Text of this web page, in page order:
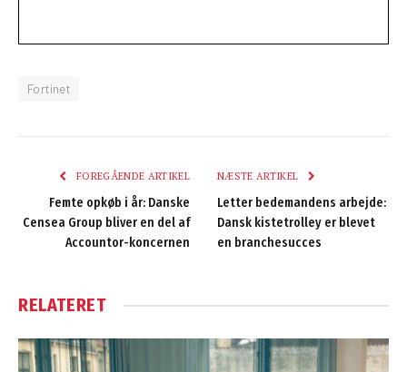
Fortinet
FOREGÅENDE ARTIKEL
Femte opkøb i år: Danske
Censea Group bliver en del af
Accountor-koncernen
NÆSTE ARTIKEL
Letter bedemandens arbejde:
Dansk kistetrolley er blevet
en branchesucces
RELATERET